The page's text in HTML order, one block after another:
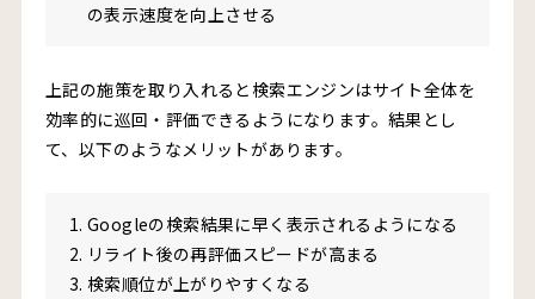
の表示速度を向上させる
上記の施策を取り入れると検索エンジンはサイト全体を
効率的に巡回・評価できるようになります。結果とし
て、以下のようなメリットがあります。
Googleの検索結果に早く表示されるようになる
リライト後の再評価スピードが高まる
検索順位が上がりやすくなる